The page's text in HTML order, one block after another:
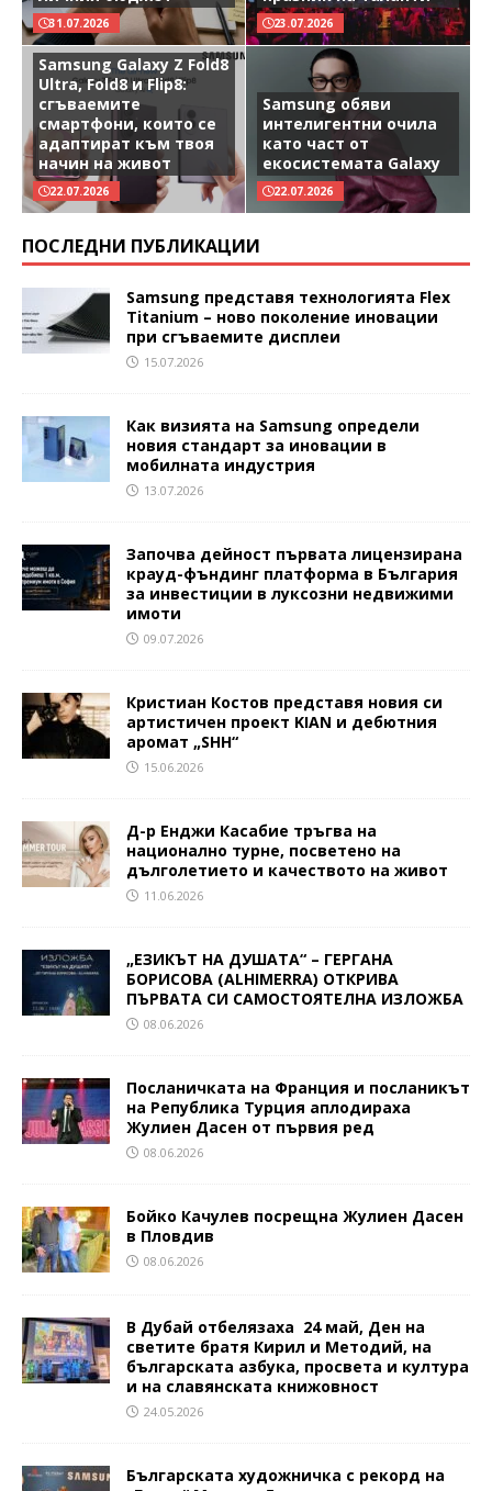
31.07.2026 23.07.2026
Samsung Galaxy Z Fold8
Ultra, Fold8 и Flip8:
сгъваемите
смартфони, които се
адаптират към твоя
начин на живот
22.07.2026
Samsung обяви
интелигентни очила
като част от
екосистемата Galaxy
22.07.2026
ПОСЛЕДНИ ПУБЛИКАЦИИ
Samsung представя технологията Flex
Titanium – ново поколение иновации
при сгъваемите дисплеи
15.07.2026
Как визията на Samsung определи
новия стандарт за иновации в
мобилната индустрия
13.07.2026
Започва дейност първата лицензирана
крауд-фъндинг платформа в България
за инвестиции в луксозни недвижими
имоти
09.07.2026
Кристиан Костов представя новия си
артистичен проект KIAN и дебютния
аромат „SHH“
15.06.2026
Д-р Енджи Касабие тръгва на
национално турне, посветено на
дълголетието и качеството на живот
11.06.2026
„ЕЗИКЪТ НА ДУШАТА“ – ГЕРГАНА
БОРИСОВА (ALHIMERRA) ОТКРИВА
ПЪРВАТА СИ САМОСТОЯТЕЛНА ИЗЛОЖБА
08.06.2026
Посланичката на Франция и посланикът
на Република Турция аплодираха
Жулиен Дасен от първия ред
08.06.2026
Бойко Качулев посрещна Жулиен Дасен
в Пловдив
08.06.2026
В Дубай отбелязаха 24 май, Ден на
светите братя Кирил и Методий, на
българската азбука, просвета и култура
и на славянската книжовност
24.05.2026
Българската художничка с рекорд на